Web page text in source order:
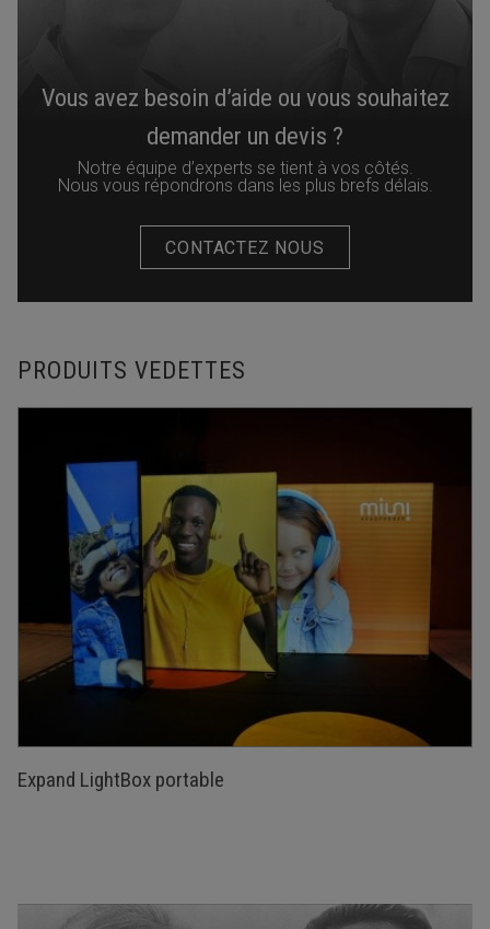
Vous avez besoin d’aide ou vous souhaitez
demander un devis ?
Notre équipe d’experts se tient à vos côtés.
Nous vous répondrons dans les plus brefs délais.
CONTACTEZ NOUS
PRODUITS VEDETTES
Expand LightBox portable